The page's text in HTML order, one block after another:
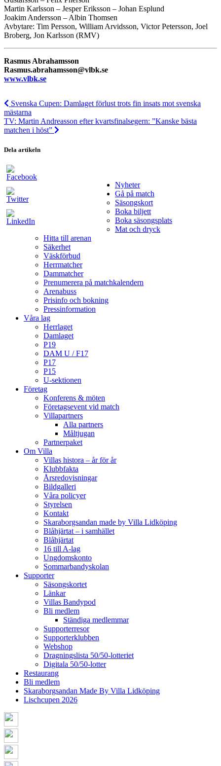
Martin Karlsson – Jesper Eriksson – Johan Esplund
Joakim Andersson – Albin Thomsen
Avbytare: Tim Persson, William Arvidsson, Victor Petersson, Joel
Broberg, Jon Karlsson (RMV)
Rasmus Abrahamsson
Rasmus.abrahamsson@vlbk.se
www.vlbk.se
Svenska Cupen: Damlaget förlust trots fin insats mot svenska
mästarna
TV: Martin Andreasson efter kvartsfinalsegern: ”Kanske bästa
matchen i höst”
Dela artikeln
Nyheter
Gå på match
Säsongskort
Boka biljett
Boka säsongsplats
Mat och dryck
Hitta till arenan
Säkerhet
Väskförbud
Herrmatcher
Dammatcher
Prenumerera på matchkalendern
Arenabuss
Prisinfo och bokning
Pressinformation
Våra lag
Herrlaget
Damlaget
P19
DAM U / F17
P17
P15
U-sektionen
Företag
Konferens & möten
Företagsevent vid match
Villapartners
Alla partners
Måltjugan
Partnerpaket
Om Villa
Villas histora – år för år
Klubbfakta
Årsredovisningar
Bildgalleri
Våra policyer
Styrelsen
Kontakt
Skaraborgsandan made by Villa Lidköping
Blåhjärtat – i samhället
Blåhjärtat
16 till A-lag
Ungdomskonto
Sommarbandyskolan
Supporter
Säsongskortet
Länkar
Villas Bandypod
Bli medlem
Ständiga medlemmar
Supporterresor
Supporterklubben
Webshop
Dragningslista 50/50-lotteriet
Digitala 50/50-lotter
Restaurang
Bli medlem
Skaraborgsandan Made By Villa Lidköping
Lischcupen 2026